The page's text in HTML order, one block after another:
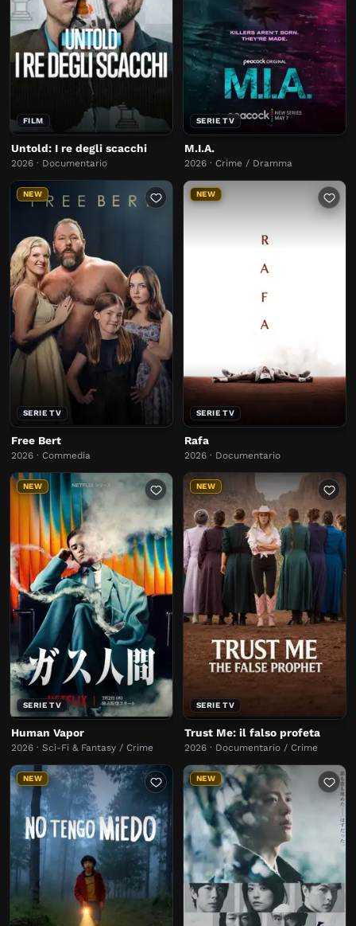
FILM
Untold: I re degli scacchi
2026 · Documentario
SERIE TV
M.I.A.
2026 · Crime / Dramma
NEW
SERIE TV
Free Bert
2026 · Commedia
NEW
SERIE TV
Rafa
2026 · Documentario
NEW
SERIE TV
Human Vapor
2026 · Sci-Fi & Fantasy / Crime
NEW
SERIE TV
Trust Me: il falso profeta
2026 · Documentario / Crime
NEW NEW